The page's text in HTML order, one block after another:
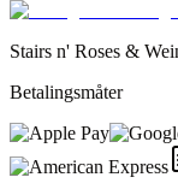
Stairs n' Roses &
Betalingsmåter